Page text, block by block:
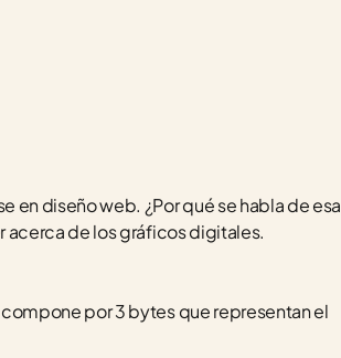
en diseño web. ¿Por qué se habla de esa
acerca de los gráficos digitales.
por 3 bytes que representan el